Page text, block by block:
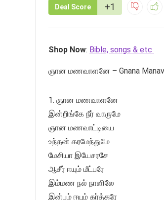
Deal Score +1
Shop Now: Bible, songs & etc
ஞான மணவாளனே – Gnana
1. ஞான மணவாளனே
இன்றிங்கே நீர் வாருமே
ஞான மணவாட்டியை
உந்தன் கரமேந்துமே
மேசியா இயேசரசே
ஆசீர் ஈயும் மீட்பரே
இம்மண நல் நாளிலே
இன்பம் ஈயும் கர்த்தரே